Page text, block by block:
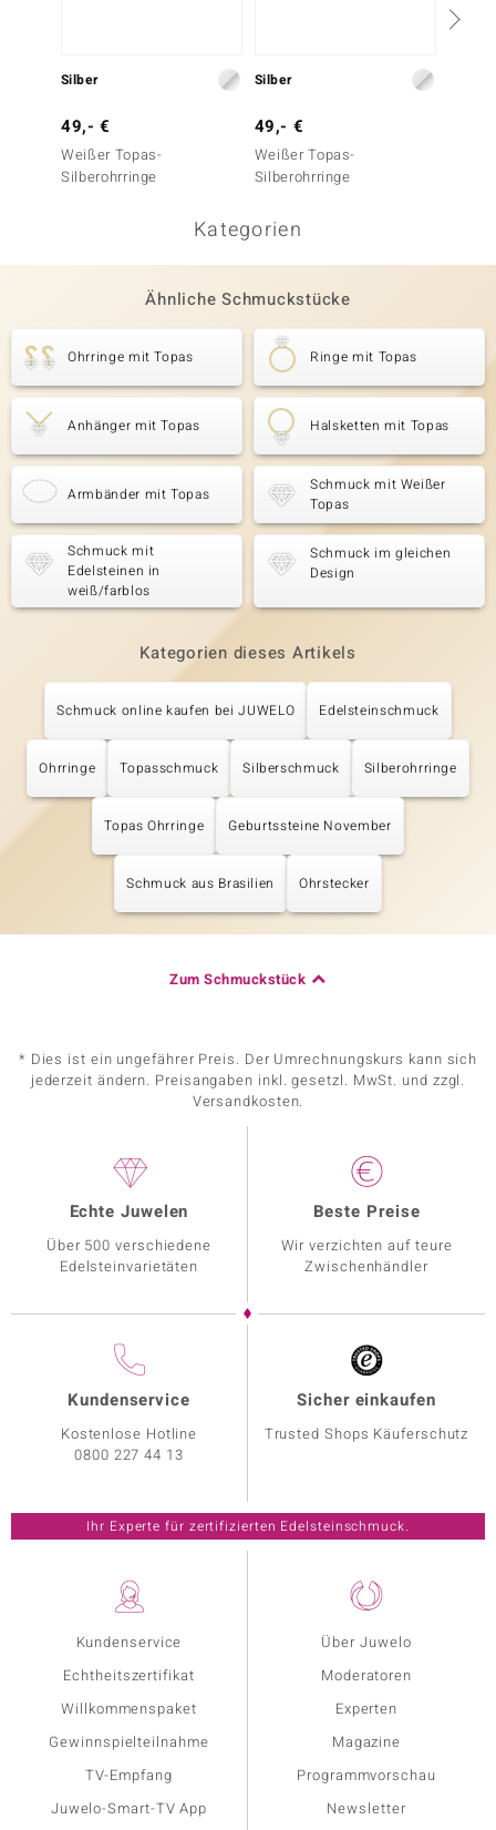
Silber
49,- €
Weißer Topas-
Silberohrringe
Silber
49,- €
Weißer Topas-
Silberohrringe
Kategorien
Ähnliche Schmuckstücke
Ohrringe mit Topas Ringe mit Topas
Anhänger mit Topas Halsketten mit Topas
Armbänder mit Topas
Schmuck mit Weißer
Topas
Schmuck mit
Edelsteinen in
weiß/farblos
Schmuck im gleichen
Design
Kategorien dieses Artikels
Schmuck online kaufen bei JUWELO Edelsteinschmuck
Ohrringe Topasschmuck Silberschmuck Silberohrringe
Topas Ohrringe Geburtssteine November
Schmuck aus Brasilien Ohrstecker
Zum Schmuckstück
* Dies ist ein ungefährer Preis. Der Umrechnungskurs kann sich
jederzeit ändern. Preisangaben inkl. gesetzl. MwSt. und zzgl.
Versandkosten.
Kundenservice
Echtheitszertifikat
Willkommenspaket
Gewinnspielteilnahme
TV-Empfang
Juwelo-Smart-TV App
Über Juwelo
Moderatoren
Experten
Magazine
Programmvorschau
Newsletter
Echte Juwelen
Über 500 verschiedene
Edelsteinvarietäten
Beste Preise
Wir verzichten auf teure
Zwischenhändler
Kundenservice
Kostenlose Hotline
0800 227 44 13
Sicher einkaufen
Trusted Shops Käuferschutz
Ihr Experte für zertifizierten Edelsteinschmuck.